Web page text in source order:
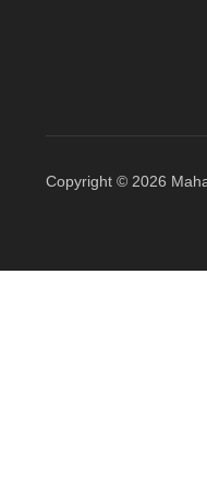
Copyright © 2026